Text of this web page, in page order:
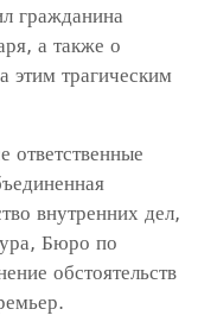
гражданина
а также о
этим трагическим
ответственные
внутренних дел,
Бюро по
обстоятельств